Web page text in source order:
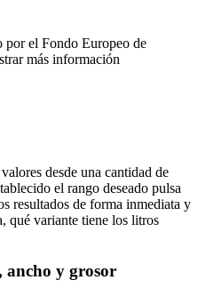
por el Fondo Europeo de
más información
desde una cantidad de
el rango deseado pulsa
resultados de forma inmediata y
qué variante tiene los litros
ancho y grosor